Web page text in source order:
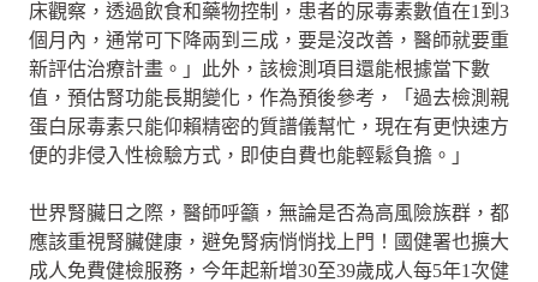
床觀察，透過飲食和藥物控制，患者的尿毒素數值在1到3
個月內，通常可下降兩到三成，要是沒改善，醫師就要重
新評估治療計畫。」此外，該檢測項目還能根據當下數
值，預估腎功能長期變化，作為預後參考，「過去檢測親
蛋白尿毒素只能仰賴精密的質譜儀幫忙，現在有更快速方
便的非侵入性檢驗方式，即使自費也能輕鬆負擔。」
世界腎臟日之際，醫師呼籲，無論是否為高風險族群，都
應該重視腎臟健康，避免腎病悄悄找上門！國健署也擴大
成人免費健檢服務，今年起新增30至39歲成人每5年1次健